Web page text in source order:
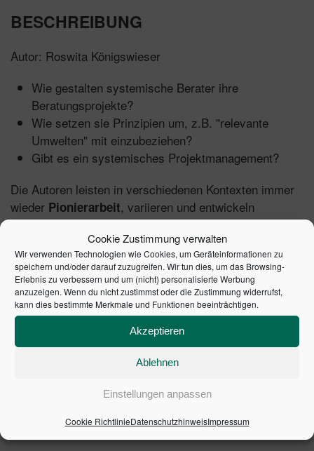
Cookie Zustimmung verwalten
Wir verwenden Technologien wie Cookies, um Geräteinformationen zu
speichern und/oder darauf zuzugreifen. Wir tun dies, um das Browsing-
Erlebnis zu verbessern und um (nicht) personalisierte Werbung
anzuzeigen. Wenn du nicht zustimmst oder die Zustimmung widerrufst,
kann dies bestimmte Merkmale und Funktionen beeinträchtigen.
Akzeptieren
Ablehnen
Einstellungen anpassen
Cookie RichtlinieDatenschutzhinweisImpressum
BESCHREIBUNG
Autor: Roswita Königswieser
Wie gestalten systemische Berater ihre
Beratungsprojekte?
Wie setzen sie Prinzipien um, z.B. "relevante
Umwelten" mit einzubeziehen?
Gibt es ein systemisches Projektmanagement?
Die Autoren leisten in verschiedenen Kontexten immer
wieder Pionierarbeit, variieren und entwickeln
Veränderungsprozesse in Systemen weiter. Insofern
eröffnet das Buch Einblicke in einen Schatz von
Erfahrungen darüber, wie man solche Prozesse angeht
bzw. baut. Ein Leitfaden, der zu selbständigem Denken
anregt – mitBeispielen für unterschiedliche
Interventionen(Workshops, Großveranstaltungen,
kürzere Übungen), die als Designs und Architekturen
konzipiert sind.